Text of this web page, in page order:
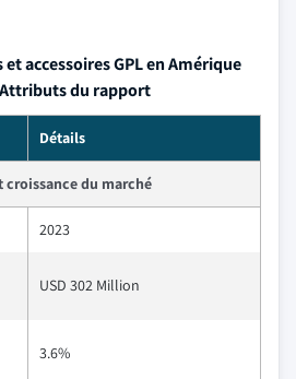
et accessoires GPL en Amérique
du rapport
Détails
croissance du marché
2023
USD 302 Million
3.6%